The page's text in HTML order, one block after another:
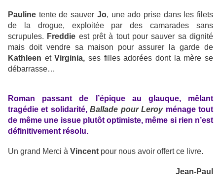
Pauline tente de sauver Jo, une ado prise dans les filets
de la drogue, exploitée par des camarades sans
scrupules. Freddie est prêt à tout pour sauver sa dignité
mais doit vendre sa maison pour assurer la garde de
Kathleen etVirginia, ses filles adorées dont la mère se
débarrasse…
Roman passant de l’épique au glauque, mêlant
tragédie et solidarité, Ballade pour Leroy ménage tout
de même une issue plutôt optimiste, même si rien n’est
définitivement résolu.
Un grand Merci à Vincent pour nous avoir offert ce livre.
Jean-Paul